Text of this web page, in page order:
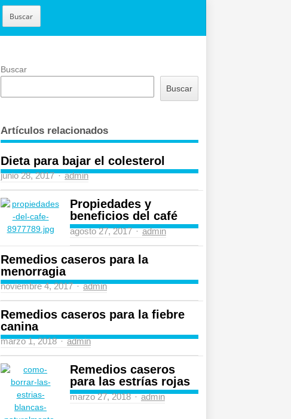
Buscar
Buscar
Buscar
Artículos relacionados
Dieta para bajar el colesterol
junio 28, 2017 Author
admin
Propiedades y
beneficios del café
agosto 27, 2017 Author
admin
Remedios caseros para la
menorragia
noviembre 4, 2017 Author
admin
Remedios caseros para la fiebre
canina
marzo 1, 2018 Author
admin
Remedios caseros
para las estrías rojas
marzo 27, 2018 Author
admin